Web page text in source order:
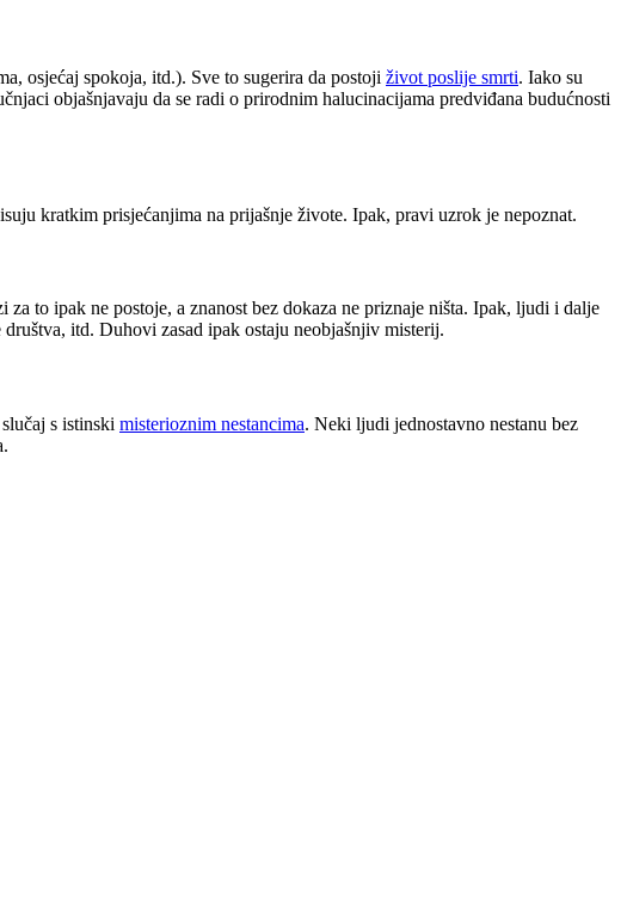
osjećaj spokoja, itd.). Sve to sugerira da postoji život poslije smrti. Iako su
objašnjavaju da se radi o prirodnim halucinacijama predviđana budućnosti
kratkim prisjećanjima na prijašnje živote. Ipak, pravi uzrok je nepoznat.
za to ipak ne postoje, a znanost bez dokaza ne priznaje ništa. Ipak, ljudi i dalje
itd. Duhovi zasad ipak ostaju neobjašnjiv misterij.
s istinski misterioznim nestancima. Neki ljudi jednostavno nestanu bez